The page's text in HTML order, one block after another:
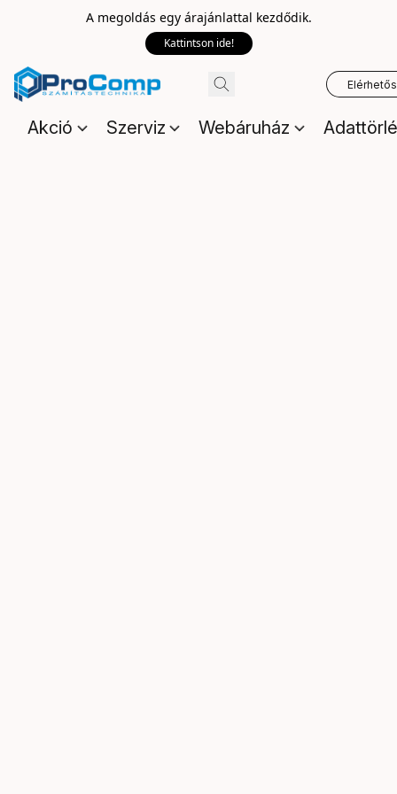
A megoldás egy árajánlattal kezdődik.
Kattintson ide!
Akció Szerviz Webáruház